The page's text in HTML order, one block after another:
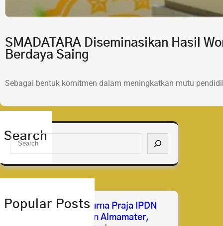
SMADATARA Diseminasikan Hasil
Berdaya Saing
Sebagai bentuk komitmen dalam meningkatkan mutu
Search
S
a
h
Popular Posts
Selamat & Sukses Purna Praja IPDN
2026 Membanggakan Almamater,